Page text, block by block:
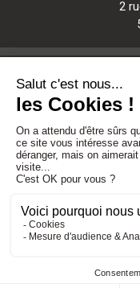
2
Politique de